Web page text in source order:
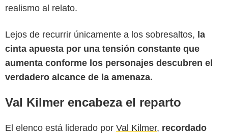
realismo al relato.
Lejos de recurrir únicamente a los sobresaltos, la
cinta apuesta por una tensión constante que
aumenta conforme los personajes descubren el
verdadero alcance de la amenaza.
Val Kilmer encabeza el reparto
El elenco está liderado por Val Kilmer, recordado